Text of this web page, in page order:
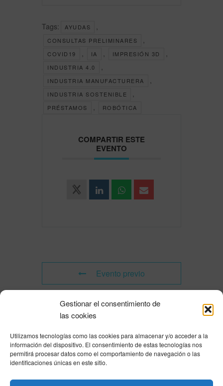
Gestionar el consentimiento de
las cookies
Utilizamos tecnologías como las cookies para almacenar y/o acceder a la
información del dispositivo. El consentimiento de estas tecnologías nos
permitirá procesar datos como el comportamiento de navegación o las
identificaciones únicas en este sitio.
Tags: AYUDAS ,
CONSULTAS PRELIMINARES ,
COVID19 , IA , IMPRESIÓN 3D ,
INDUSTRIA 4.0 ,
INDUSTRIA MANUFACTURERA ,
INDUSTRIA SOSTENIBLE ,
PRÉSTAMOS , ROBÓTICA
COMPARTIR ESTE
EVENTO
Evento previo
Evento siguiente
Powered byModern Events Calendar
Política de privacidad| Aviso Legal|Política de cookies|DNSH|Trabaja con
nosotros
HOME